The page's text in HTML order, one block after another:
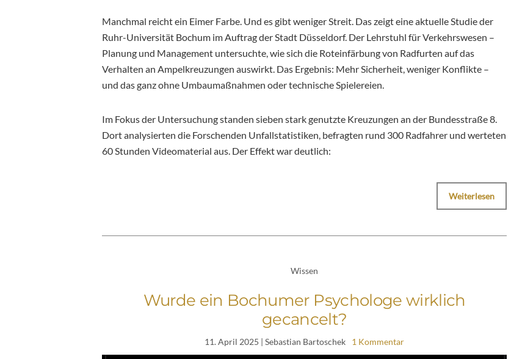
Manchmal reicht ein Eimer Farbe. Und es gibt weniger Streit. Das zeigt eine aktuelle Studie der
Ruhr-Universität Bochum im Auftrag der Stadt Düsseldorf. Der Lehrstuhl für Verkehrswesen –
Planung und Management untersuchte, wie sich die Roteinfärbung von Radfurten auf das
Verhalten an Ampelkreuzungen auswirkt. Das Ergebnis: Mehr Sicherheit, weniger Konflikte –
und das ganz ohne Umbaumaßnahmen oder technische Spielereien.
Im Fokus der Untersuchung standen sieben stark genutzte Kreuzungen an der Bundesstraße 8.
Dort analysierten die Forschenden Unfallstatistiken, befragten rund 300 Radfahrer und werteten
60 Stunden Videomaterial aus. Der Effekt war deutlich:
Weiterlesen
Wissen
Wurde ein Bochumer Psychologe wirklich
gecancelt?
11. April 2025 | Sebastian Bartoschek 1 Kommentar